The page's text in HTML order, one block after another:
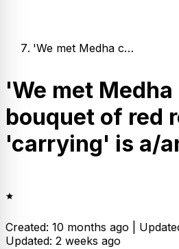
'We met Medha c…
'We met
bouquet of red
'carrying' is a/an
Created: 10 months ago |
Updated: 2 weeks ago